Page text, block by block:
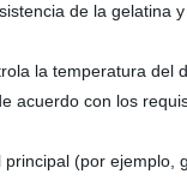
de la gelatina
la temperatura
acuerdo con los
(por